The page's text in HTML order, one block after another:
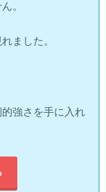
。
ました。
強さを手に入れ